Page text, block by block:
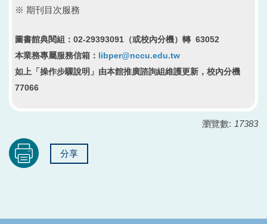
※ 期刊目次服務
圖書館典閱組：02-29393091（或校內分機）轉 63052
本業務專屬服務信箱： libper@nccu.edu.tw
如上「操作步驟說明」由本館推廣諮詢組維護更新，校內分機
77066
瀏覽數: 17383
分享